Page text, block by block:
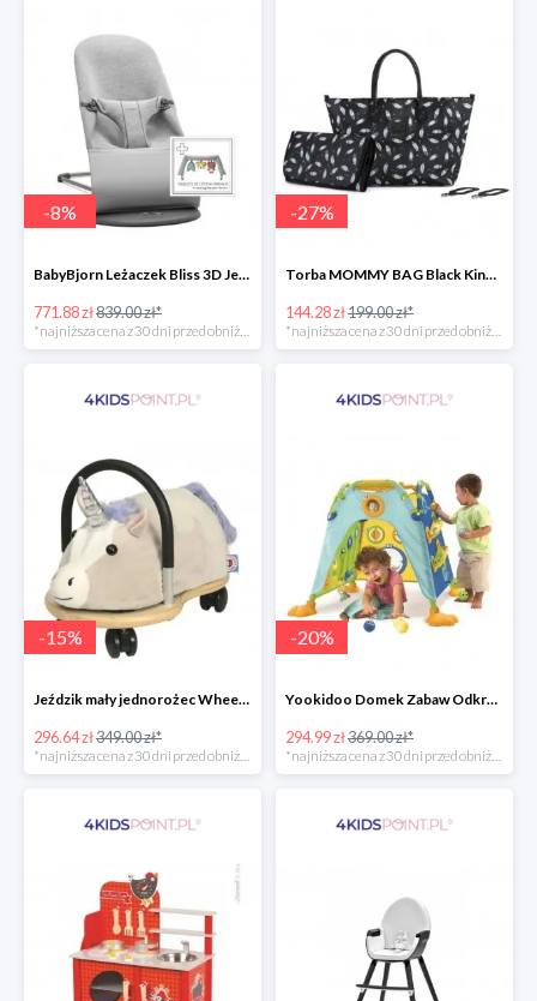
-8%
BabyBjorn Leżaczek Bliss 3D Jersey
771.88 zł839.00 zł*
-27%
Torba MOMMY BAG Black Kinderkraft
144.28 zł199.00 zł*
-15%
Jeździk mały jednorożec Wheely Bug
296.64 zł349.00 zł*
*najniższa cena z 30 dni przed obniżką
-20%
Yookidoo Domek Zabaw Odkrywczy
294.99 zł369.00 zł*
*najniższa cena z 30 dni przed obniżką